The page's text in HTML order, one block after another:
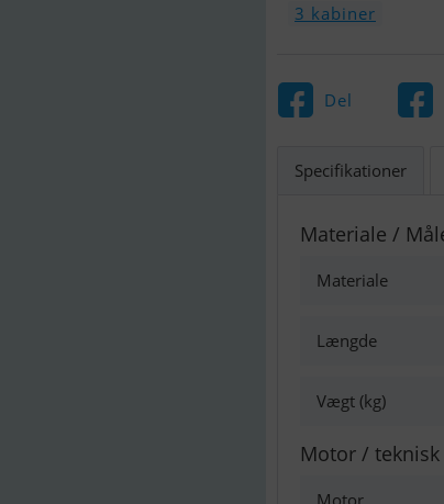
3 kabiner
Del
Specifikationer
Materiale /
Materiale
Længde
Vægt (kg)
Motor /
Motor